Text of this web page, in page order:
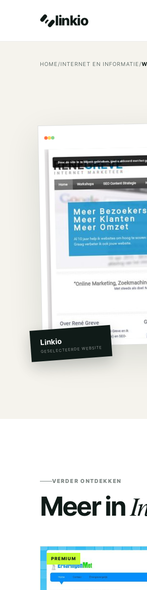
linkio
HOME/INTERNET EN INFORMATIE/
Linkio
GESELECTEERDE WEBSITE
VERDER ONTDEKKEN
Meer in
PREMIUM